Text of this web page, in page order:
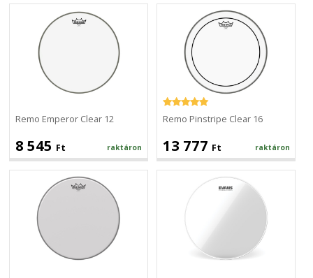
Emperor
Remo Emperor Clear 12
8 545 Ft raktáron
Pinstripe
Remo Pinstripe Clear 16
13 777 Ft raktáron
Emperor
Coated